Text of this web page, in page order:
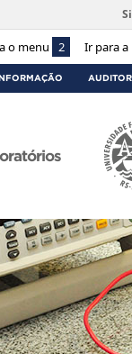
o menu 2 Ir para a